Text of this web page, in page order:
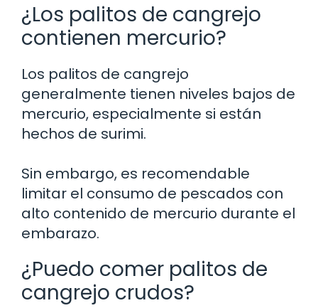
¿Los palitos de cangrejo
contienen mercurio?
Los palitos de cangrejo
generalmente tienen niveles bajos de
mercurio, especialmente si están
hechos de surimi.
Sin embargo, es recomendable
limitar el consumo de pescados con
alto contenido de mercurio durante el
embarazo.
¿Puedo comer palitos de
cangrejo crudos?